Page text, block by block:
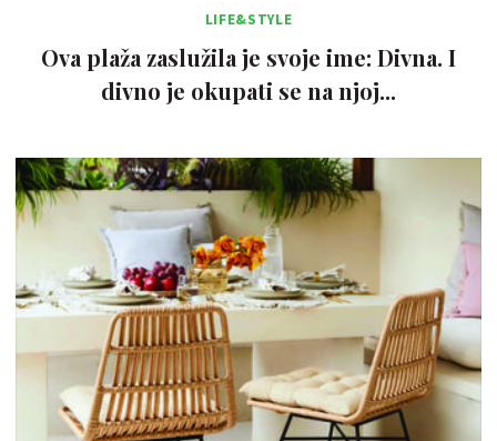
LIFE&STYLE
Ova plaža zaslužila je svoje ime: Divna. I
divno je okupati se na njoj...